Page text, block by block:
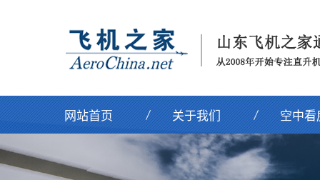
网站首页 关于我们 空中看